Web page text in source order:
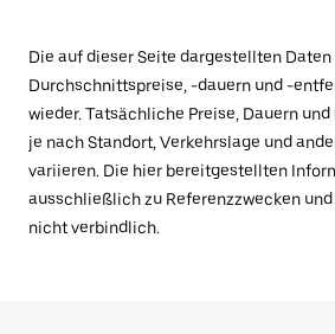
Die auf dieser Seite dargestellten
Durchschnittspreise, -dauern und -
wieder. Tatsächliche Preise, Dauern
je nach Standort, Verkehrslage und
variieren. Die hier bereitgestellten
ausschließlich zu Referenzzwecken und
nicht verbindlich.